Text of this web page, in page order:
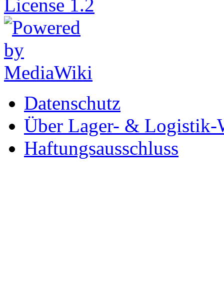
Datenschutz
Über Lager- &
Haftungsausschluss